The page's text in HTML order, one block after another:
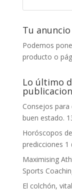
Tu
Podemos
producto o
Lo último
Consejos
buen estado.
Horóscopos
predicciones 1
Maximising
Sports
El colchón,